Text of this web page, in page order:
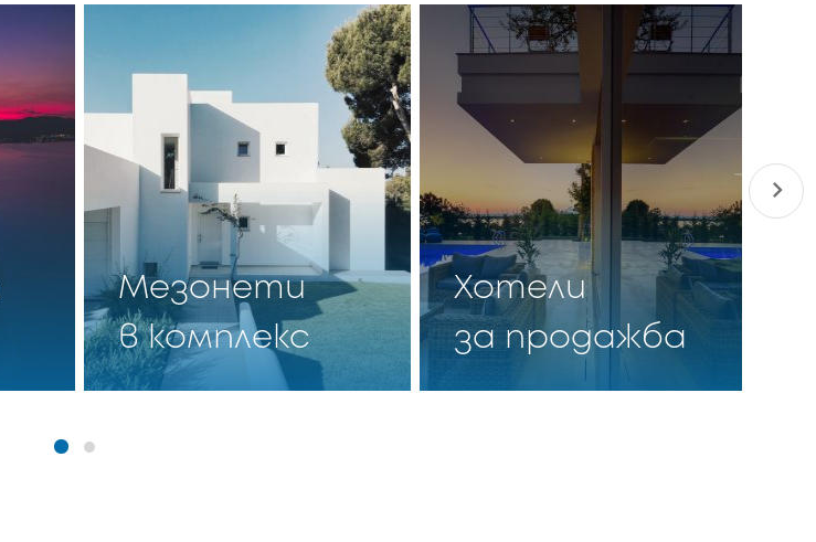
Мезонети
в комплекс
Хотели
за продажба